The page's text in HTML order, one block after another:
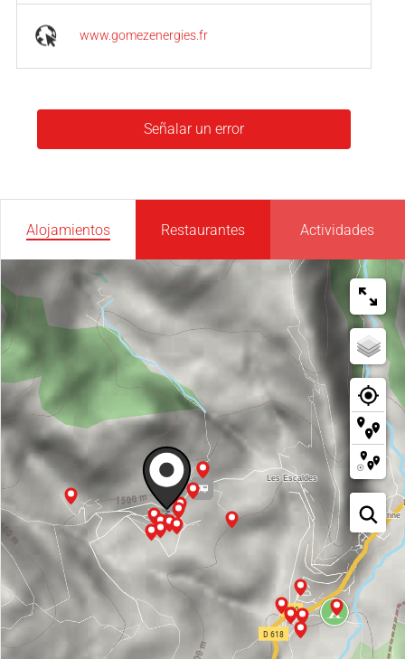
www.gomezenergies.fr
Señalar un error
Alojamientos Restaurantes Actividades